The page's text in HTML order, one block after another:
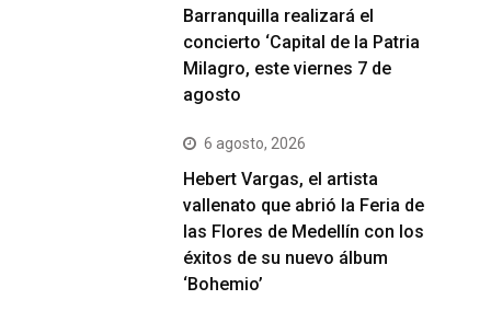
Barranquilla realizará el
concierto ‘Capital de la Patria
Milagro, este viernes 7 de
agosto
6 agosto, 2026
Hebert Vargas, el artista
vallenato que abrió la Feria de
las Flores de Medellín con los
éxitos de su nuevo álbum
‘Bohemio’